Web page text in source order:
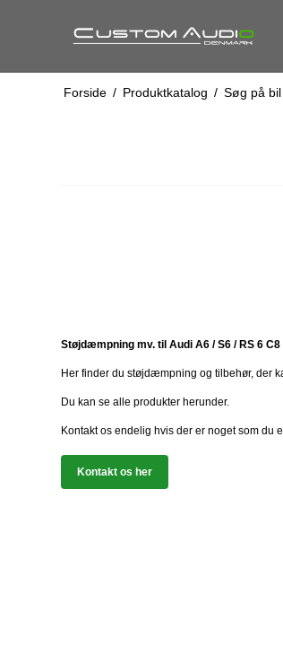
Forside / Produktkatalog / Søg på bil
Støjdæmpning mv. til Audi A6 / S6 / RS 6 C8
Her finder du støjdæmpning og tilbehør, der
Du kan se alle produkter herunder.
Kontakt os endelig hvis der er noget som du
Kontakt os her